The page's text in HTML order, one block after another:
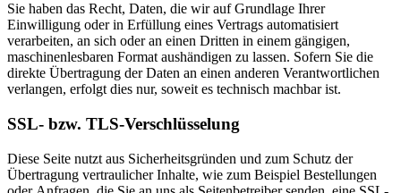
Sie haben das Recht, Daten, die wir auf Grundlage Ihrer
Einwilligung oder in Erfüllung eines Vertrags automatisiert
verarbeiten, an sich oder an einen Dritten in einem gängigen,
maschinenlesbaren Format aushändigen zu lassen. Sofern Sie die
direkte Übertragung der Daten an einen anderen Verantwortlichen
verlangen, erfolgt dies nur, soweit es technisch machbar ist.
SSL- bzw. TLS-Verschlüsselung
Diese Seite nutzt aus Sicherheitsgründen und zum Schutz der
Übertragung vertraulicher Inhalte, wie zum Beispiel Bestellungen